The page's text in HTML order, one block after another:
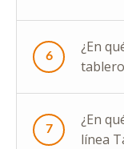
6
¿En
7
¿En
línea